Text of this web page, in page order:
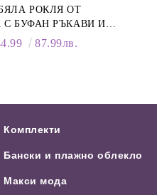
РОКЛЯ ОТ
С БУФАН РЪКАВИ И
87.99лв.
Комплекти
Бански и плажно облекло
Макси мода